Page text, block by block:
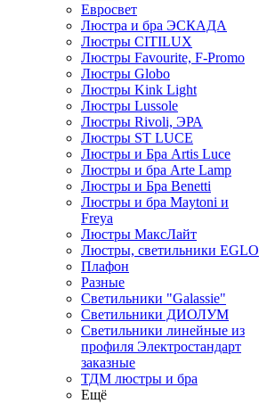
Евросвет
Люстра и бра ЭСКАДА
Люстры CITILUX
Люстры Favourite, F-Promo
Люстры Globo
Люстры Kink Light
Люстры Lussole
Люстры Rivoli, ЭРА
Люстры ST LUCE
Люстры и Бра Artis Luce
Люстры и бра Arte Lamp
Люстры и Бра Benetti
Люстры и бра Maytoni и
Freya
Люстры МаксЛайт
Люстры, светильники EGLO
Плафон
Разные
Светильники "Galassie"
Светильники ДИОЛУМ
Светильники линейные из
профиля Электростандарт
заказные
ТДМ люстры и бра
Ещё